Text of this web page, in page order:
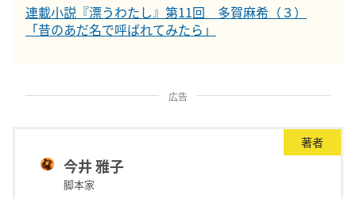
連載小説『漂うわたし』第11回 多賀麻希（３）
「昔のあだ名で呼ばれてみたら」
広告
著者
今井 雅子
脚本家